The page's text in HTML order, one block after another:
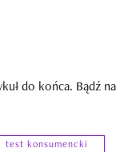
do końca. Bądź na
test konsumencki